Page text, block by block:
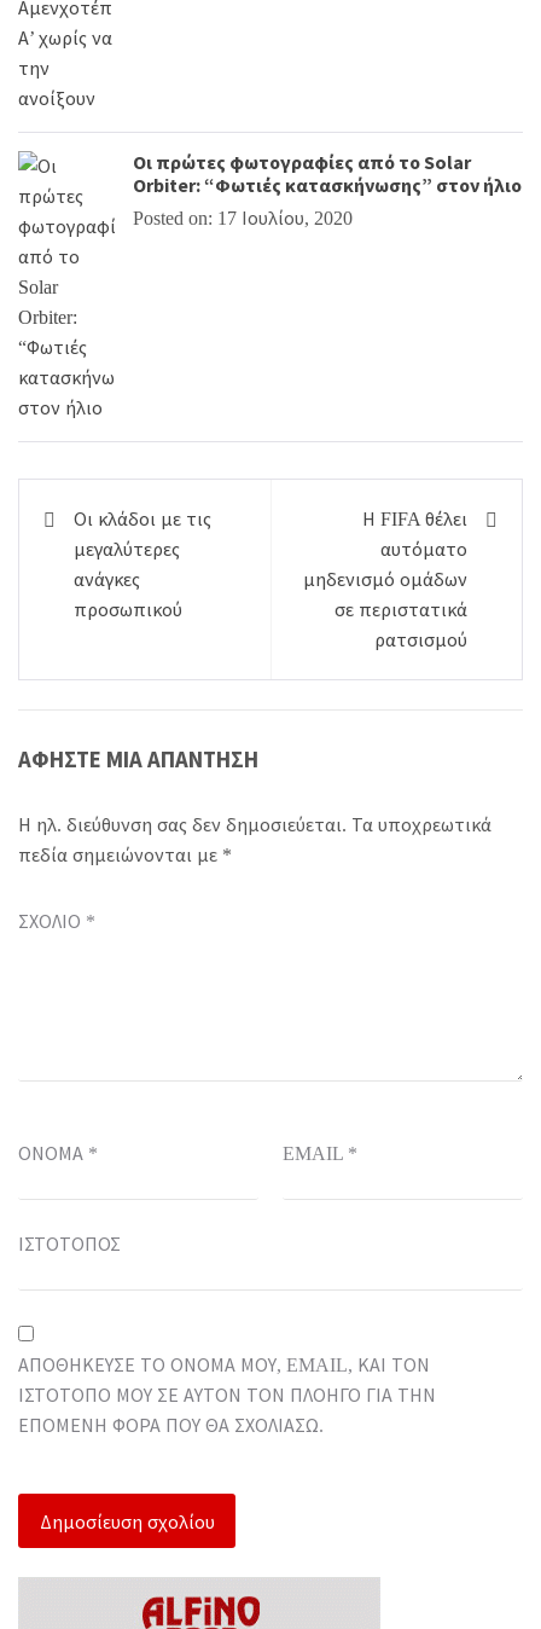
Οι πρώτες φωτογραφίες από το Solar
Orbiter: “Φωτιές κατασκήνωσης” στον ήλιο
Posted on: 17 Ιουλίου, 2020
Πλοήγηση
άρθρων
Οι κλάδοι με τις
μεγαλύτερες
ανάγκες
προσωπικού
Η FIFA θέλει
αυτόματο
μηδενισμό ομάδων
σε περιστατικά
ρατσισμού
ΑΦΉΣΤΕ ΜΙΑ ΑΠΆΝΤΗΣΗ
Η ηλ. διεύθυνση σας δεν δημοσιεύεται. Τα υποχρεωτικά
πεδία σημειώνονται με *
ΣΧΌΛΙΟ *
ΌΝΟΜΑ * EMAIL *
ΙΣΤΌΤΟΠΟΣ
ΑΠΟΘΉΚΕΥΣΕ ΤΟ ΌΝΟΜΆ ΜΟΥ, EMAIL, ΚΑΙ ΤΟΝ
ΙΣΤΌΤΟΠΟ ΜΟΥ ΣΕ ΑΥΤΌΝ ΤΟΝ ΠΛΟΗΓΌ ΓΙΑ ΤΗΝ
ΕΠΌΜΕΝΗ ΦΟΡΆ ΠΟΥ ΘΑ ΣΧΟΛΙΆΣΩ.